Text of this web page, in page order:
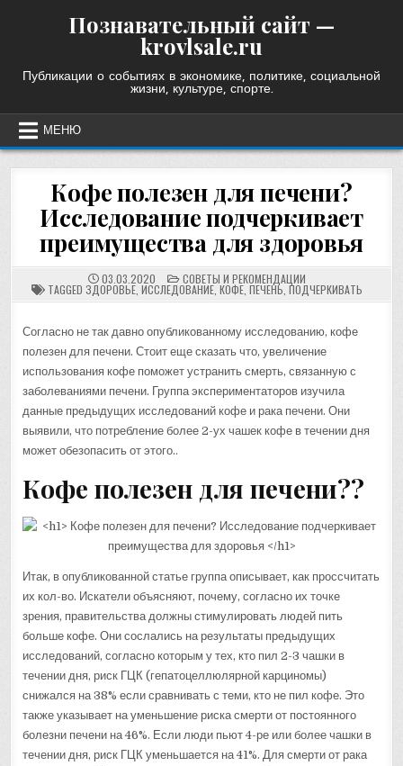
Познавательный сайт —
krovlsale.ru
Публикации о событиях в экономике, политике, социальной
жизни, культуре, спорте.
МЕНЮ
Кофе полезен для печени?
Исследование подчеркивает
преимущества для здоровья
03.03.2020 POSTED
IN
СОВЕТЫ И РЕКОМЕНДАЦИИ
TAGGED ЗДОРОВЬЕ ИССЛЕДОВАНИЕ КОФЕ ПЕЧЕНЬ ПОДЧЕРКИВАТЬ
Согласно не так давно опубликованному исследованию, кофе
полезен для печени. Стоит еще сказать что, увеличение
использования кофе поможет устранить смерть, связанную с
заболеваниями печени. Группа экспериментаторов изучила
данные предыдущих исследований кофе и рака печени. Они
выявили, что потребление более 2-ух чашек кофе в течении дня
может обезопасить от этого..
Кофе полезен для печени??
Итак, в опубликованной статье группа описывает, как проссчитать
их кол-во. Искатели объясняют, почему, согласно их точке
зрения, правительства должны стимулировать людей пить
больше кофе. Они сослались на результаты предыдущих
исследований, согласно которым у тех, кто пил 2-3 чашки в
течении дня, риск ГЦК (гепатоцеллюлярной карциномы)
снижался на 38% если сравнивать с теми, кто не пил кофе. Это
также указывает на уменьшение риска смерти от постоянного
болезни печени на 46%. Если люди пьют 4-ре или более чашки в
течении дня, риск ГЦК уменьшается на 41%. Для смерти от рака